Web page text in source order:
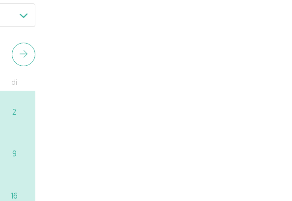
di
2
9
16